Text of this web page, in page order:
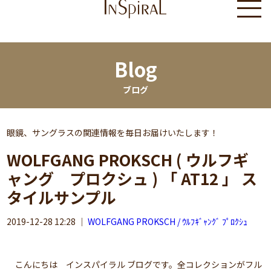
Blog
ブログ
眼鏡、サングラスの関連情報を毎日お届けいたします！
WOLFGANG PROKSCH ( ウルフギ
ャング プロクシュ ) 「 AT12 」 ス
タイルサンプル
2019-12-28 12:28 ｜WOLFGANG PROKSCH / ｳﾙﾌｷﾞｬﾝｸﾞ ﾌﾟﾛｸｼｭ
こんにちは インスパイラル ブログです。全コレクションがフル